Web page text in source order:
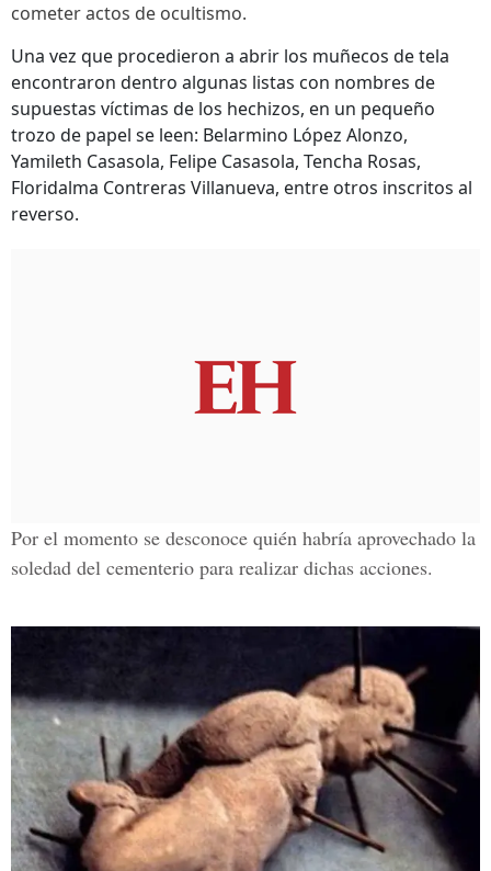
cometer actos de ocultismo.
Una vez que procedieron a abrir los muñecos de tela
encontraron dentro algunas listas con nombres de
supuestas víctimas de los hechizos, en un pequeño
trozo de papel se leen: Belarmino López Alonzo,
Yamileth Casasola, Felipe Casasola, Tencha Rosas,
Floridalma Contreras Villanueva, entre otros inscritos al
reverso.
Por el momento se desconoce quién habría aprovechado la
soledad del cementerio para realizar dichas acciones.